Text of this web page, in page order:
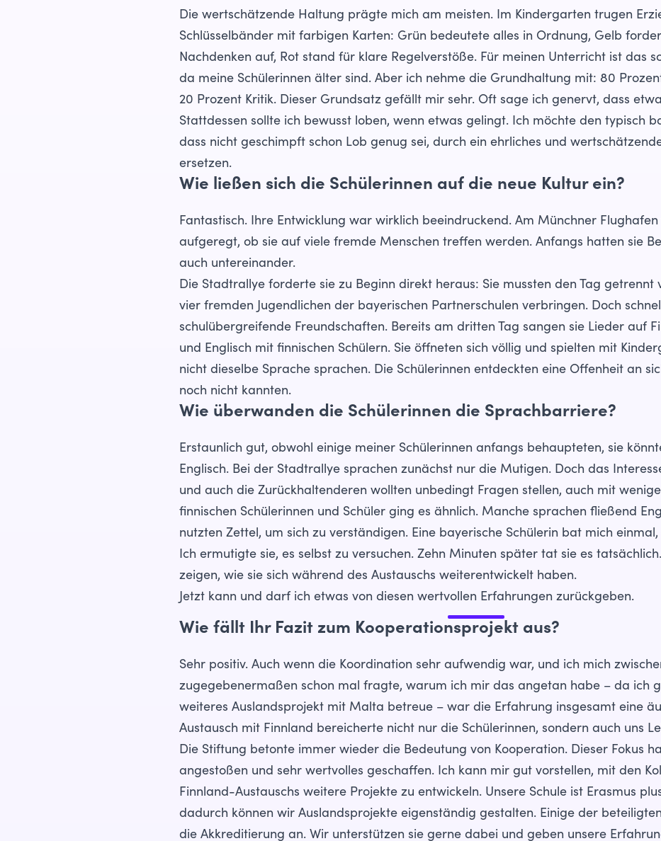
Die wertschätzende Haltung prägte mich am meisten. Im Kindergarten trugen
Schlüsselbänder mit farbigen Karten: Grün bedeutete alles in Ordnung, Gelb
Nachdenken auf, Rot stand für klare Regelverstöße. Für meinen Unterricht ist das
da meine Schülerinnen älter sind. Aber ich nehme die Grundhaltung mit: 80
20 Prozent Kritik. Dieser Grundsatz gefällt mir sehr. Oft sage ich genervt, dass
Stattdessen sollte ich bewusst loben, wenn etwas gelingt. Ich möchte den typisch
dass nicht geschimpft schon Lob genug sei, durch ein ehrliches und
ersetzen.
Wie ließen sich die Schülerinnen auf die neue Kultur ein?
Fantastisch. Ihre Entwicklung war wirklich beeindruckend. Am Münchner
aufgeregt, ob sie auf viele fremde Menschen treffen werden. Anfangs hatten sie
auch untereinander.
Die Stadtrallye forderte sie zu Beginn direkt heraus: Sie mussten den Tag getrennt
vier fremden Jugendlichen der bayerischen Partnerschulen verbringen. Doch
schulübergreifende Freundschaften. Bereits am dritten Tag sangen sie Lieder auf
und Englisch mit finnischen Schülern. Sie öffneten sich völlig und spielten mit
nicht dieselbe Sprache sprachen. Die Schülerinnen entdeckten eine Offenheit an
noch nicht kannten.
Wie überwanden die Schülerinnen die Sprachbarriere?
Erstaunlich gut, obwohl einige meiner Schülerinnen anfangs behaupteten, sie
Englisch. Bei der Stadtrallye sprachen zunächst nur die Mutigen. Doch das
und auch die Zurückhaltenderen wollten unbedingt Fragen stellen, auch mit
finnischen Schülerinnen und Schüler ging es ähnlich. Manche sprachen fließend
nutzten Zettel, um sich zu verständigen. Eine bayerische Schülerin bat mich
Ich ermutigte sie, es selbst zu versuchen. Zehn Minuten später tat sie es
zeigen, wie sie sich während des Austauschs weiterentwickelt haben.
Jetzt kann und darf ich etwas von diesen wertvollen Erfahrungen zurückgeben.
Wie fällt Ihr Fazit zum Kooperationsprojekt aus?
Sehr positiv. Auch wenn die Koordination sehr aufwendig war, und ich mich
zugegebenermaßen schon mal fragte, warum ich mir das angetan habe – da ich
weiteres Auslandsprojekt mit Malta betreue – war die Erfahrung insgesamt eine
Austausch mit Finnland bereicherte nicht nur die Schülerinnen, sondern auch uns
Die Stiftung betonte immer wieder die Bedeutung von Kooperation. Dieser Fokus
angestoßen und sehr wertvolles geschaffen. Ich kann mir gut vorstellen, mit den
Finnland-Austauschs weitere Projekte zu entwickeln. Unsere Schule ist Erasmus
dadurch können wir Auslandsprojekte eigenständig gestalten. Einige der
die Akkreditierung an. Wir unterstützen sie gerne dabei und geben unsere